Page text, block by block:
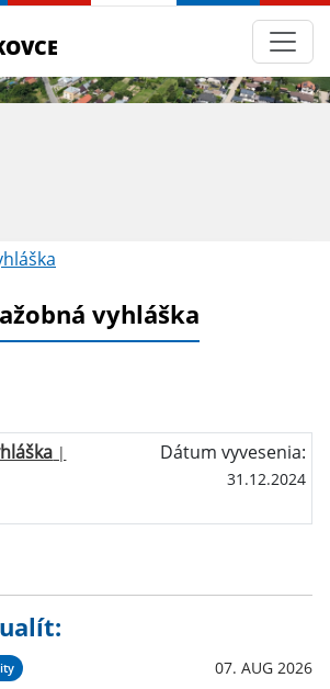
vyhláška
|
Dátum vyvesenia:
31.12.2024
07. AUG 2026